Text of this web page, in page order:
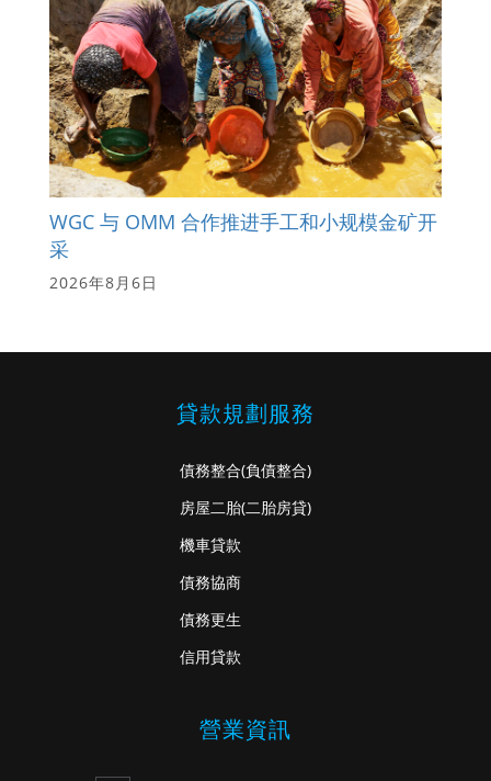
WGC 与 OMM 合作推进手工和小规模金矿开
采
2026年8月6日
貸款規劃服務
債務整合(負債整合)
房屋二胎(二胎房貸)
機車貸款
債務協商
債務更生
信用貸款
營業資訊